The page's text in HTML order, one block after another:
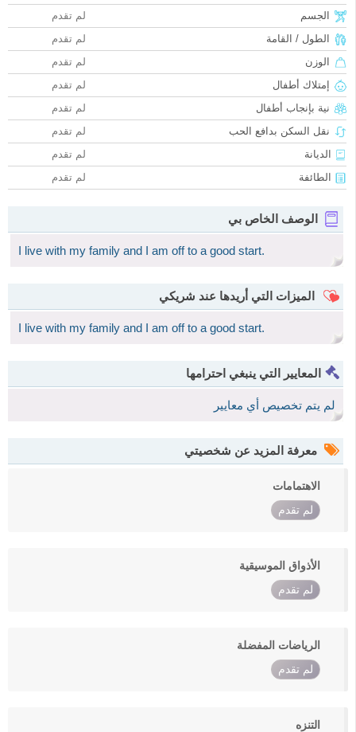
الجسم
لم تقدم
الطول / القامة
لم تقدم
الوزن
لم تقدم
إمتلاك أطفال
لم تقدم
نية بإنجاب أطفال
لم تقدم
نقل السكن بدافع الحب
لم تقدم
الديانة
لم تقدم
الطائفة
لم تقدم
الوصف الخاص بي
I live with my family and I am off to a good start.
الميزات التي أريدها عند شريكي
I live with my family and I am off to a good start.
المعايير التي ينبغي احترامها
لم يتم تخصيص أي معايير
معرفة المزيد عن شخصيتي
الاهتمامات
لم تقدم
الأذواق الموسيقية
لم تقدم
الرياضات المفضلة
لم تقدم
التنزه